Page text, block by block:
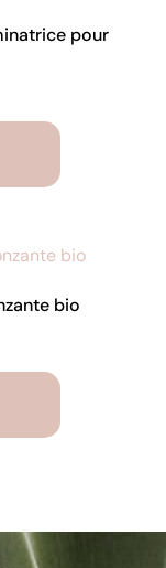
pour
bio